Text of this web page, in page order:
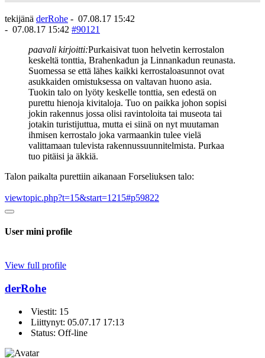
tekijänä derRohe - 07.08.17 15:42
- 07.08.17 15:42 #90121
paavali kirjoitti:Purkaisivat tuon helvetin kerrostalon
keskeltä tonttia, Brahenkadun ja Linnankadun reunasta.
Suomessa se että lähes kaikki kerrostaloasunnot ovat
asukkaiden omistuksessa on valtavan huono asia.
Tuokin talo on lyöty keskelle tonttia, sen edestä on
purettu hienoja kivitaloja. Tuo on paikka johon sopisi
jokin rakennus jossa olisi ravintoloita tai museota tai
jotakin turistijuttua, mutta ei siinä on nyt muutaman
ihmisen kerrostalo joka varmaankin tulee vielä
valittamaan tulevista rakennussuunnitelmista. Purkaa
tuo pitäisi ja äkkiä.
Talon paikalta purettiin aikanaan Forseliuksen talo:
viewtopic.php?t=15&start=1215#p59822
User mini profile
View full profile
derRohe
Viestit: 15
Liittynyt: 05.07.17 17:13
Status: Off-line